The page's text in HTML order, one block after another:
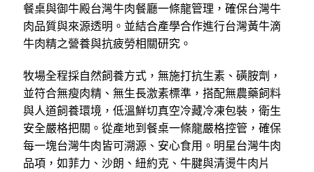
餐桌與御牛殿台灣牛肉餐廳一條龍管理，確保台灣牛
肉品質與來源透明。並結合產學合作進行台灣黃牛滴
牛肉精之營養與抗疲勞相關研究。
牧場全程採自然飼養方式，無施打抗生素、磺胺劑，
並符合無瘦肉精、無生長激素標準，搭配無農藥飼料
與人道飼養環境，低溫鮮切真空冷藏冷凍包裝，衛生
安全嚴格把關。從產地到餐桌一條龍嚴格控管，確保
每一塊台灣牛肉皆可溯源、安心食用。明星台灣牛肉
品項，如菲力、沙朗、紐約克、牛腱與清燙牛肉片